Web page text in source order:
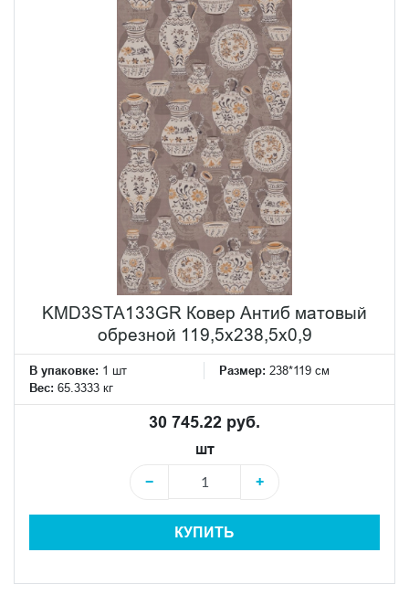
стену даже в небольшом пространстве, не перегружая
его. В коллекции "Прованс" "Антиб" входит в серию
МАКСИ-ковров, каждый из которых посвящён
отдельной теме региона. Побережье, природа,
ремесла. Этот ковёр про Антиб и его негромкую связь с
большим искусством.
KMD3STA133GR Ковер Антиб матовый
обрезной 119,5x238,5x0,9
В упаковке: 1 шт Размер: 238*119 см
Вес: 65.3333 кг
30 745.22 руб.
шт
−
+
КУПИТЬ